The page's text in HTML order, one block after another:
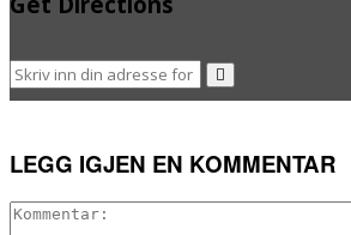
LEGG IGJEN EN KOMMENTAR